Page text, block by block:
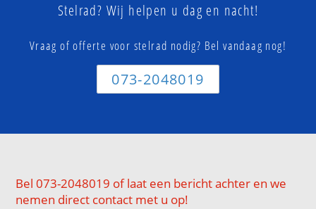
Stelrad? Wij helpen u dag en nacht!
Vraag of offerte voor stelrad nodig? Bel vandaag nog!
073-2048019
Bel 073-2048019 of laat een bericht achter en we
nemen direct contact met u op!